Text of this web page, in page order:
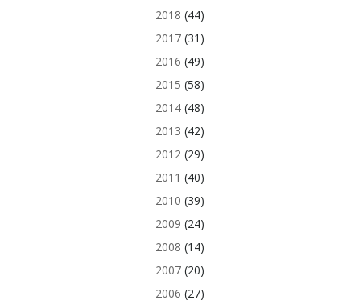
2018 (44)
2017(31)
2016 (49)
2015 (58)
2014(48)
2013 (42)
2012 (29)
2011 (40)
2010 (39)
2009 (24)
2008 (14)
2007(20)
2006 (27)